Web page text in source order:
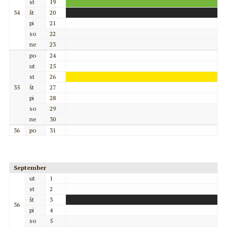
34
st
19
št
20
pi
21
so
22
ne
23
35
po
24
ut
25
st
26
št
27
pi
28
so
29
ne
30
36
po 31
September
36
ut
1
st
2
št
3
pi
4
so
5